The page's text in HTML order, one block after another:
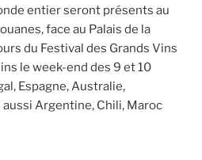
entier seront présents au
face au Palais de la
du Festival des Grands Vins
le week-end des 9 et 10
Espagne, Australie,
Argentine, Chili, Maroc